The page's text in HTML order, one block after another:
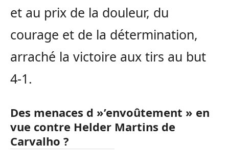
et au prix de la douleur, du
courage et de la détermination,
arraché la victoire aux tirs au but
4-1.
Des menaces d »’envoûtement » en
vue contre Helder Martins de
Carvalho ?